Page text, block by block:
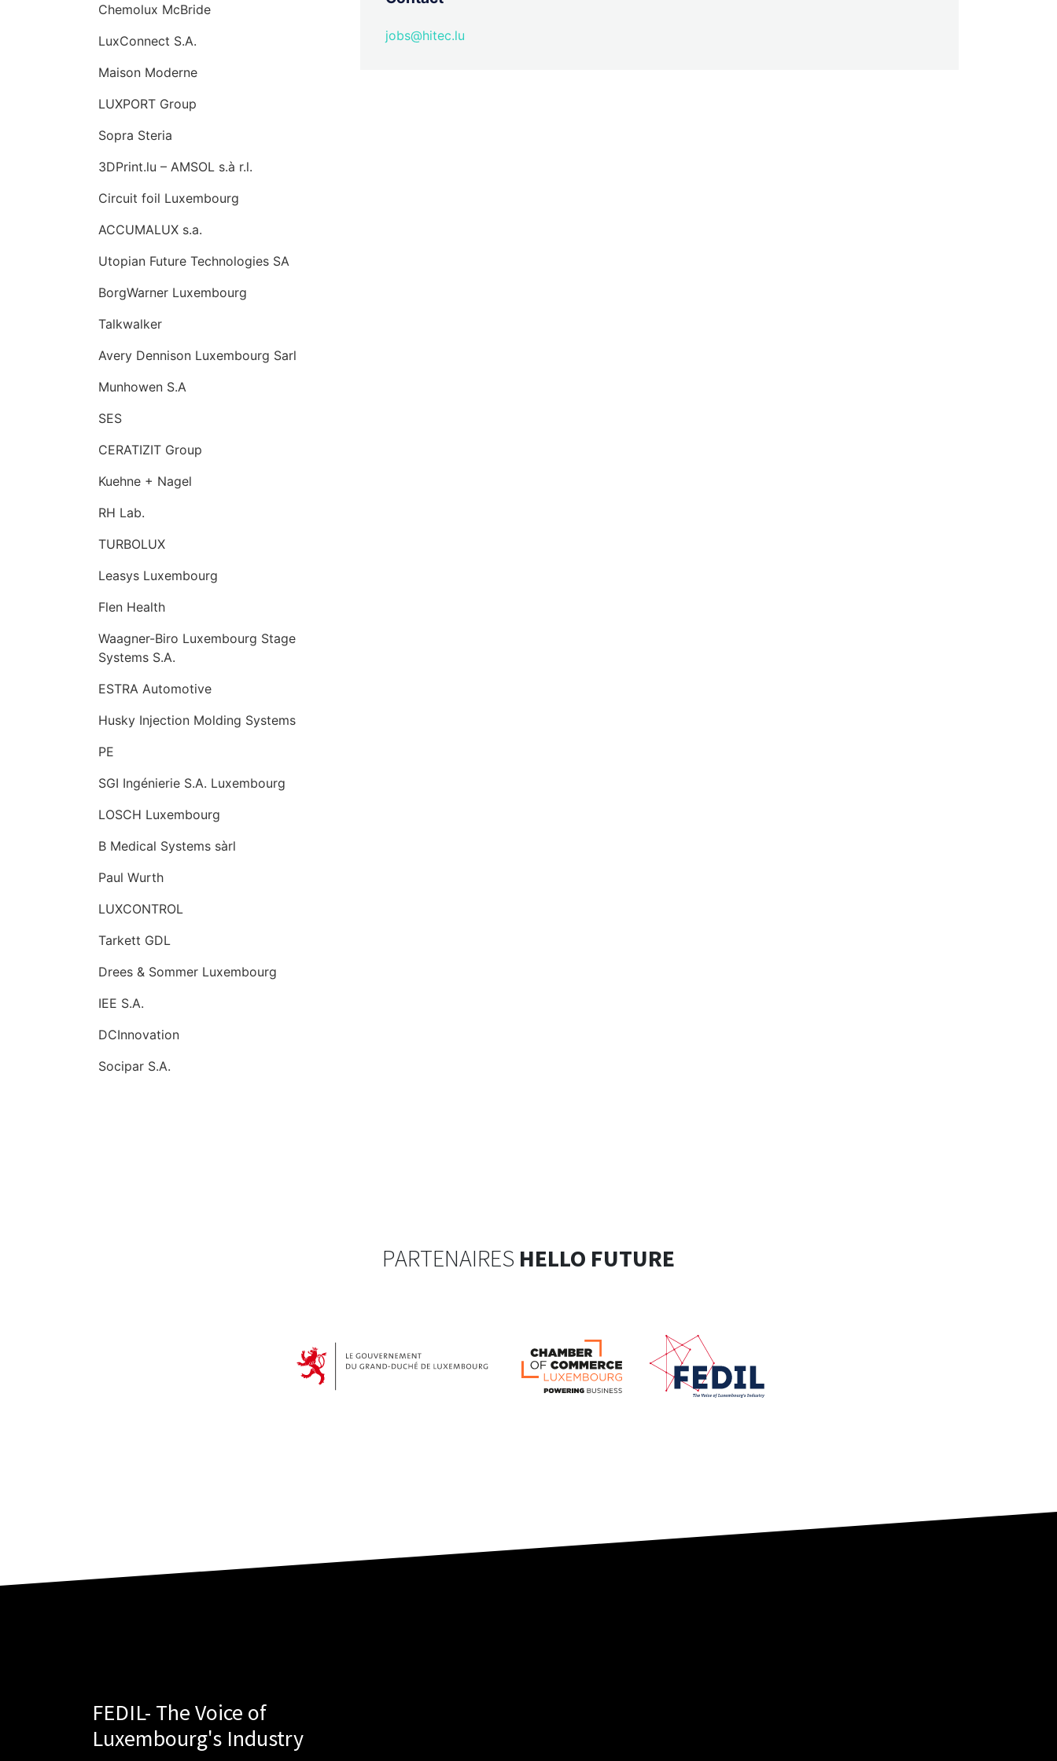
Chemolux McBride
LuxConnect S.A.
Maison Moderne
LUXPORT Group
Sopra Steria
3DPrint.lu – AMSOL s.à r.l.
Circuit foil Luxembourg
ACCUMALUX s.a.
Utopian Future Technologies SA
BorgWarner Luxembourg
Talkwalker
Avery Dennison Luxembourg Sarl
Munhowen S.A
SES
CERATIZIT Group
Kuehne + Nagel
RH Lab.
TURBOLUX
Leasys Luxembourg
Flen Health
Waagner-Biro Luxembourg Stage
Systems S.A.
ESTRA Automotive
Husky Injection Molding Systems
PE
SGI Ingénierie S.A. Luxembourg
LOSCH Luxembourg
B Medical Systems sàrl
Paul Wurth
LUXCONTROL
Tarkett GDL
Drees & Sommer Luxembourg
IEE S.A.
DCInnovation
Socipar S.A.
jobs@hitec.lu
PARTENAIRES HELLO FUTURE
FEDIL- The Voice of
Luxembourg's Industry